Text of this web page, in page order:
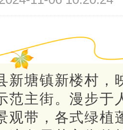
新塘镇新楼村，
范主街。漫步于
观带，各式绿植